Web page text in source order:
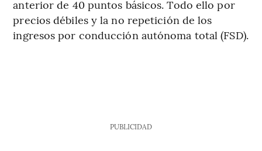
anterior de 40 puntos básicos. Todo ello por
precios débiles y la no repetición de los
ingresos por conducción autónoma total (FSD).
PUBLICIDAD